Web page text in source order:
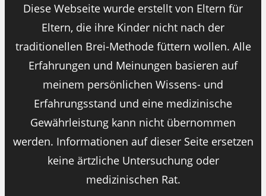
Diese Webseite wurde erstellt von Eltern für
Eltern, die ihre Kinder nicht nach der
traditionellen Brei-Methode füttern wollen. Alle
Erfahrungen und Meinungen basieren auf
meinem persönlichen Wissens- und
Erfahrungsstand und eine medizinische
Gewährleistung kann nicht übernommen
werden. Informationen auf dieser Seite ersetzen
keine ärtzliche Untersuchung oder
medizinischen Rat.